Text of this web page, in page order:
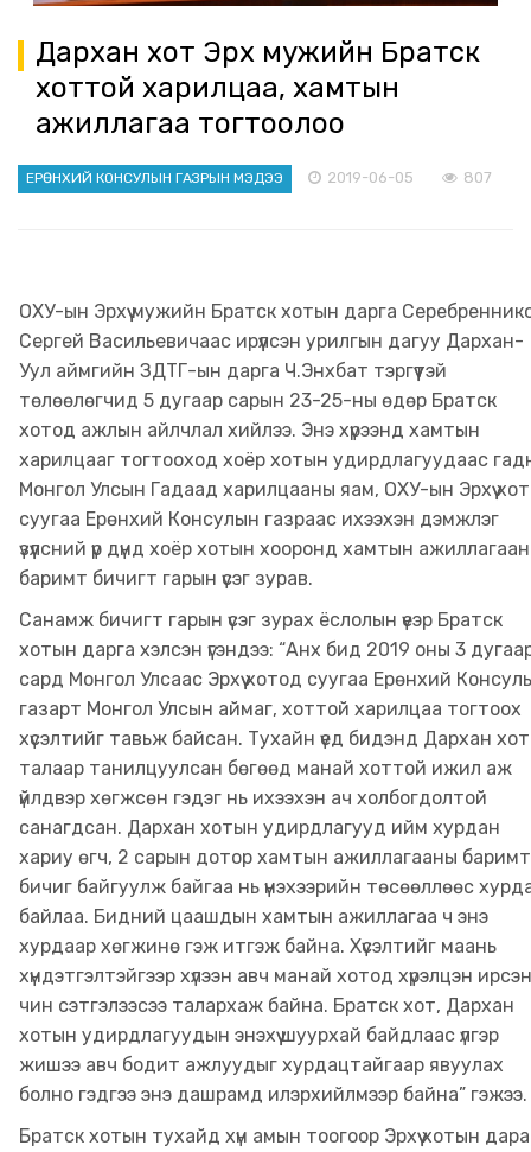
Дархан хот Эрхүү мужийн Братск
хоттой харилцаа, хамтын
ажиллагаа тогтоолоо
ЕРӨНХИЙ КОНСУЛЫН ГАЗРЫН МЭДЭЭ 2019-06-05 807
ОХУ-ын Эрхүү мужийн Братск хотын дарга
Сергей Васильевичаас ирүүлсэн урилгын дагуу Дархан-
Уул аймгийн ЗДТГ-ын дарга Ч.Энхбат тэргүүтэй
төлөөлөгчид 5 дугаар сарын 23-25-ны өдөр Братск
хотод ажлын айлчлал хийлээ. Энэ хүрээнд хамтын
харилцааг тогтооход хоёр хотын удирдлагуудаас
Монгол Улсын Гадаад харилцааны яам, ОХУ-ын Эрхүү
суугаа Ерөнхий Консулын газраас ихээхэн дэмжлэг
үзүүлсний үр дүнд хоёр хотын хооронд хамтын
баримт бичигт гарын үсэг зурав.
Санамж бичигт гарын үсэг зурах ёслолын үеэр Братск
хотын дарга хэлсэн үгэндээ: “Анх бид 2019 оны 3
сард Монгол Улсаас Эрхүү хотод суугаа Ерөнхий
газарт Монгол Улсын аймаг, хоттой харилцаа тогтоох
хүсэлтийг тавьж байсан. Тухайн үед бидэнд Дархан
талаар танилцуулсан бөгөөд манай хоттой ижил аж
үйлдвэр хөгжсөн гэдэг нь ихээхэн ач холбогдолтой
санагдсан. Дархан хотын удирдлагууд ийм хурдан
хариу өгч, 2 сарын дотор хамтын ажиллагааны баримт
бичиг байгуулж байгаа нь үнэхээрийн төсөөллөөс
байлаа. Бидний цаашдын хамтын ажиллагаа ч энэ
хурдаар хөгжинө гэж итгэж байна. Хүсэлтийг маань
хүндэтгэлтэйгээр хүлээн авч манай хотод хүрэлцэн
чин сэтгэлээсээ талархаж байна. Братск хот, Дархан
хотын удирдлагуудын энэхүү шуурхай байдлаас үлгэр
жишээ авч бодит ажлуудыг хурдацтайгаар явуулах
болно гэдгээ энэ дашрамд илэрхийлмээр байна” гэжээ.
Братск хотын тухайд хүн амын тоогоор Эрхүү хотын